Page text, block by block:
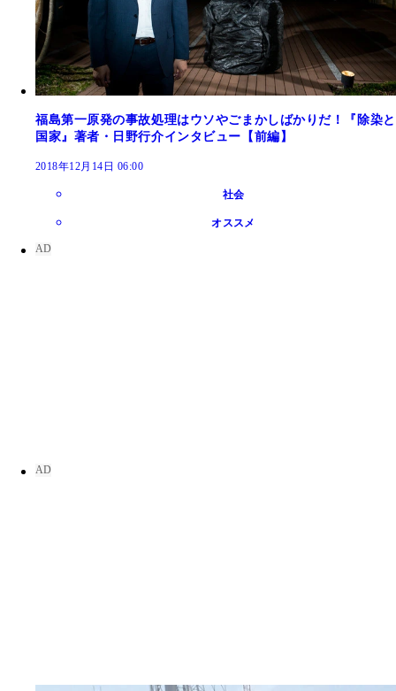
福島第一原発の事故処理はウソやごまかしばかりだ！『除染と
国家』著者・日野行介インタビュー【前編】
2018年12月14日 06:00
社会
オススメ